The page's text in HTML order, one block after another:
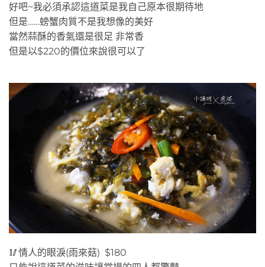
好吧~我必須承認這道菜是我自己原本很期待地
但是……螃蟹肉質不是我想像的美好
當然蒜酥的香氣還是很足 非常香
但是以$220的價位來說很可以了
🥢情人的眼淚(雨來菇) $180